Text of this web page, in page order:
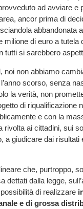
ad avviare e
ancor prima di
abbandonata
milione di euro a tutela
tutti si sarebbero
noi non abbiamo
l’anno scorso, senza
la verità, non
di riqualificazione
e con la
rivolta ai cittadini, sui
a giudicare dai risultati
che, purtroppo,
dettati dalla legge,
di realizzare
e di grossa